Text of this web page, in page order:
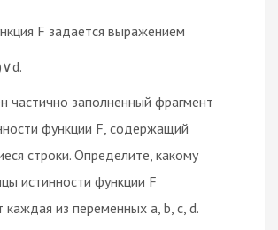
F задаётся выражением
частично заполненный фрагмент
функции F, содержащий
строки. Определите, какому
истинности функции F
каждая из переменных a, b, c, d.